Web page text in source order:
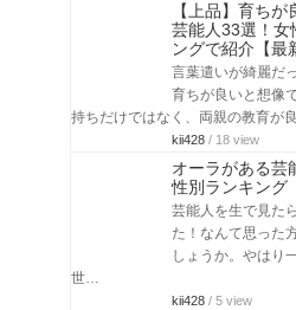
【上品】育ち
芸能人33選！女
ングで紹介【最
言葉遣いが綺麗だ
育ちが良いと想像
持ちだけではなく、両親の教育が
kii428 / 18 view
オーラがある芸
性別ランキング
芸能人を生で見た
た！なんて思った
しょうか。やはり
世…
kii428 / 5 view